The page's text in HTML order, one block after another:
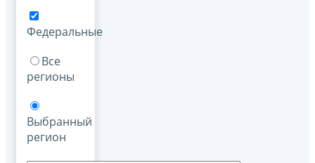
Федеральные
Все
регионы
Выбранный
регион